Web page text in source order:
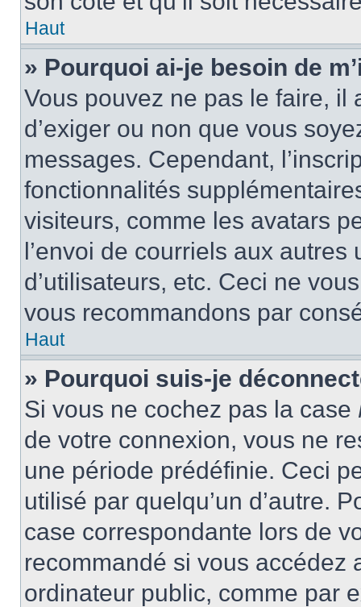
Haut
» Pourquoi ai-je besoin de
Vous pouvez ne pas le faire, il
d’exiger ou non que vous
messages. Cependant,
fonctionnalités
visiteurs, comme les avatars
l’envoi de courriels aux
d’utilisateurs, etc. Ceci ne
vous recommandons par
Haut
» Pourquoi suis-je
Si vous ne cochez pas la case
de votre connexion, vous ne
une période prédéfinie. Ceci
utilisé par quelqu’un d’autre.
case correspondante lors de
recommandé si vous accédez
ordinateur public, comme par